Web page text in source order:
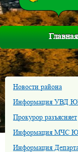
Главная
Новости района
Информация УВД
Прокурор разъясняет
Информация МЧС
Информация